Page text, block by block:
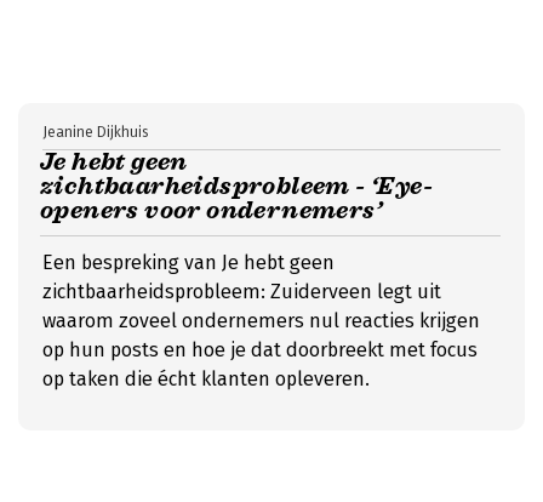
Je hebt geen
zichtbaarheidsprobleem - ‘Eye-
openers voor ondernemers’
Jeanine Dijkhuis
Een bespreking van Je hebt geen
zichtbaarheidsprobleem: Zuiderveen legt uit
waarom zoveel ondernemers nul reacties krijgen
op hun posts en hoe je dat doorbreekt met focus
op taken die écht klanten opleveren.